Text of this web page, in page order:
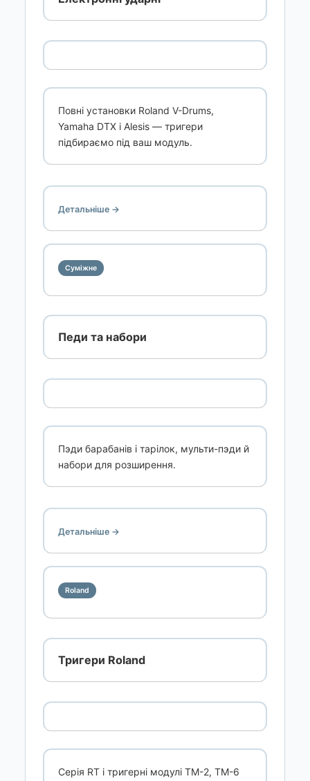
Повні установки Roland V-Drums,
Yamaha DTX і Alesis — тригери
підбираємо під ваш модуль.
Детальніше →
Суміжне
Педи та набори
Пэди барабанів і тарілок, мульти-пэди й
набори для розширення.
Детальніше →
Roland
Тригери Roland
Серія RT і тригерні модулі TM-2, TM-6